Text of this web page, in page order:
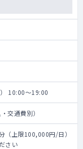
10:00～19:00
交通費別）
（上限100,000円/日）
さい